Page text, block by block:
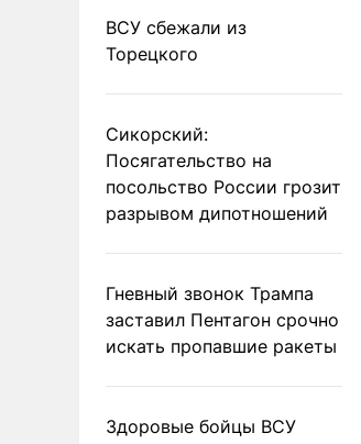
ВСУ сбежали из
Торецкого
Сикорский:
Посягательство на
посольство России грозит
разрывом дипотношений
Гневный звонок Трампа
заставил Пентагон срочно
искать пропавшие ракеты
Здоровые бойцы ВСУ